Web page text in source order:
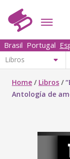
Brasil Portugal
Home / Libros /
Antología de